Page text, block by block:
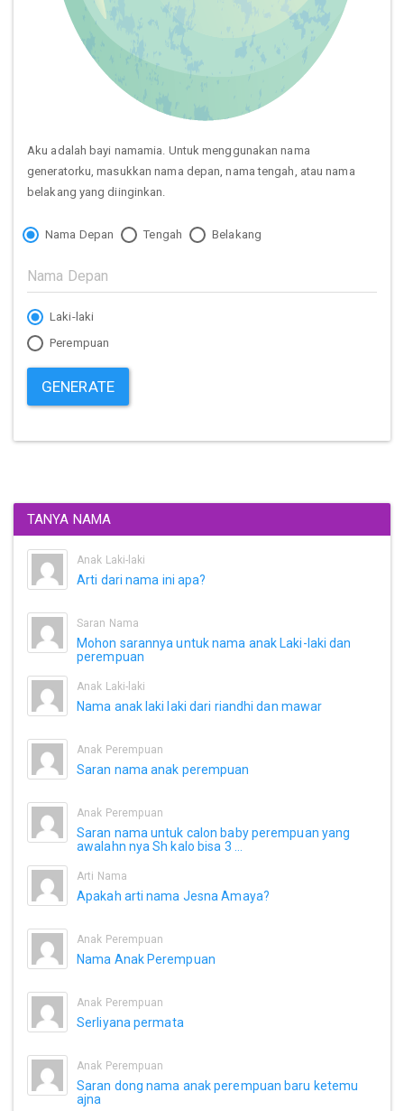
Aku adalah bayi namamia. Untuk menggunakan nama
generatorku, masukkan nama depan, nama tengah, atau nama
belakang yang diinginkan.
Nama Depan Tengah Belakang
Laki-laki
Perempuan
GENERATE
TANYA NAMA
Anak Laki-laki
Arti dari nama ini apa?
Saran Nama
Mohon sarannya untuk nama anak Laki-laki dan
perempuan
Anak Laki-laki
Nama anak laki laki dari riandhi dan mawar
Anak Perempuan
Saran nama anak perempuan
Anak Perempuan
Saran nama untuk calon baby perempuan yang
awalahn nya Sh kalo bisa 3 ...
Arti Nama
Apakah arti nama Jesna Amaya?
Anak Perempuan
Nama Anak Perempuan
Anak Perempuan
Serliyana permata
Anak Perempuan
Saran dong nama anak perempuan baru ketemu
ajna